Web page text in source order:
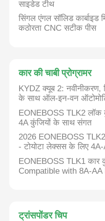
साइडेड टीथ
सिंगल एंगल सॉलिड
कठोरता CNC सटीक पीस
कार की चाबी प्रोग्रामर
KYDZ क्यूब 2: नवीनीकरण,
के साथ ऑल-इन-वन
EONEBOSS TLK2 लॉक
4A कुंजियों के साथ संगत
2026 EONEBOSS
- टोयोटा लेक्सस के लिए
EONEBOSS TLK1 कार
Compatible with 8A-AA
ट्रांसपोंडर चिप